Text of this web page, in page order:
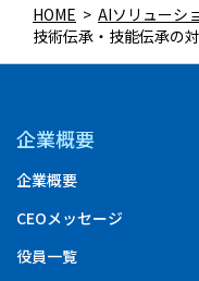
HOME > AIソリューシ
技術伝承・技能伝承の
企業概要
企業概要
CEOメッセージ
役員一覧